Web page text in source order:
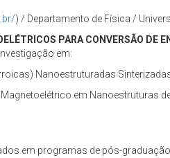
) / Departamento de Física /
PARA CONVERSÃO
em:
Nanoestruturadas
em Nanoestruturas
em programas de pós-